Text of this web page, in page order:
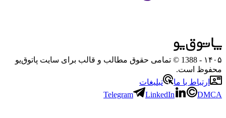
۱۴۰۵
- 1388 © تمامی حقوق مطالب و قالب برای سایت پاتوق‌یو
محفوظ است.
ارتباط با ما
تبلیغات
Telegram
LinkedIn DMCA